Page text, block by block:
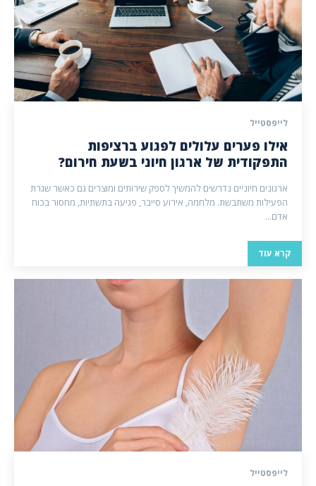
לייפסטייל
אילו פערים עלולים לפגוע ברציפות
התפקודית של ארגון חיוני בשעת חירום?
ארגונים חיוניים נדרשים להמשיך לספק שירותים ומוצרים גם כאשר שגרת
הפעילות משתבשת. מלחמה, אירוע סייבר, פגיעה בתשתיות, מחסור בכוח
אדם...
קרא עוד
לייפסטייל